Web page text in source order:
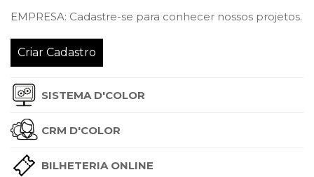
EMPRESA: Cadastre-se para conhecer nossos projetos.
Criar Cadastro
SISTEMA D'COLOR
CRM D'COLOR
BILHETERIA ONLINE